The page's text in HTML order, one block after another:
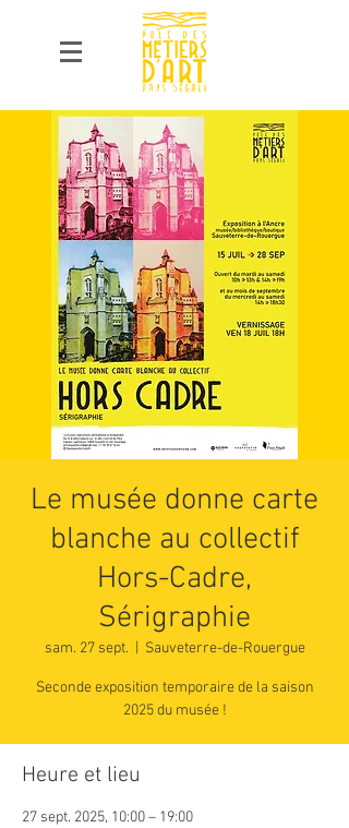
Le musée donne carte
blanche au collectif
Hors-Cadre,
Sérigraphie
sam. 27 sept. Sauveterre-de-Rouergue
Seconde exposition temporaire de la saison
2025 du musée !
Heure et lieu
27 sept. 2025, 10:00 – 19:00